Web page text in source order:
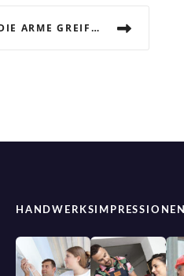
AUSZUBILDENDEN UNTER DIE ARME GREIFEN – PROJEKT „AUSBILDUNGSABBRÜCHE REDUZIEREN“
HANDWERKSIMPRESSIONEN